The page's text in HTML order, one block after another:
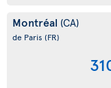
Montréal (CA)
de Paris (FR)